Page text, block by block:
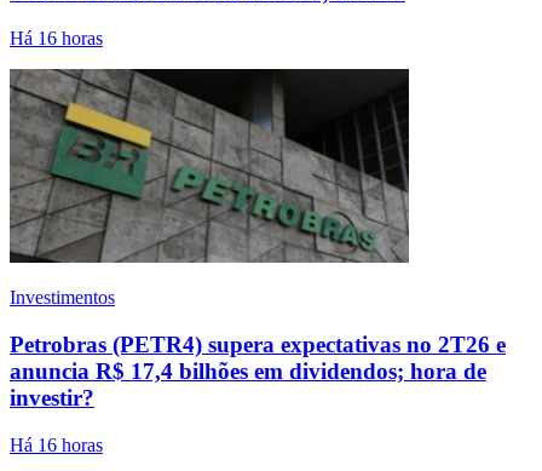
Há 16 horas
Investimentos
Petrobras (PETR4) supera expectativas no 2T26 e
anuncia R$ 17,4 bilhões em dividendos; hora de
investir?
Há 16 horas